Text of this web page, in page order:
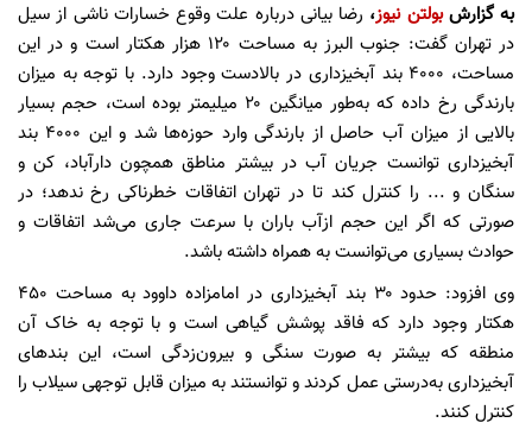
به گزارشبولتن نیوز، رضا بیانی درباره علت وقوع خسارات ناشی از سیل
در تهران گفت: جنوب البرز به مساحت ۱۲۰ هزار هکتار است و در این
مساحت، ۴۰۰۰ بند آبخیزداری در بالادست وجود دارد. با توجه به میزان
بارندگی رخ داده که به‌طور میانگین ۲۰ میلیمتر بوده است، حجم بسیار
بالایی از میزان آب حاصل از بارندگی وارد حوزه‌ها شد و این ۴۰۰۰ بند
آبخیزداری توانست جریان آب در بیشتر مناطق همچون دارآباد، کن و
سنگان و ... را کنترل کند تا در تهران اتفاقات خطرناکی رخ ندهد؛ در
صورتی که اگر این حجم ازآب باران با سرعت جاری می‌شد اتفاقات و
حوادث بسیاری می‌توانست به همراه داشته باشد.
وی افزود: حدود ۳۰ بند آبخیزداری در امامزاده داوود به مساحت ۴۵۰
هکتار وجود دارد که فاقد پوشش گیاهی است و با توجه به خاک آن
منطقه که بیشتر به صورت سنگی و بیرون‌زدگی است، این بندهای
آبخیزداری به‌درستی عمل کردند و توانستند به میزان قابل توجهی سیلاب را
کنترل کنند.